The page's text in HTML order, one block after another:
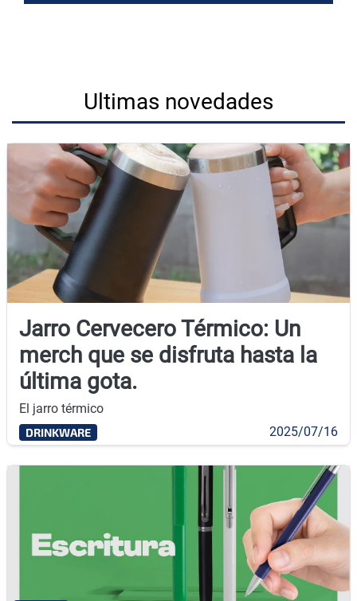
Ultimas novedades
Jarro Cervecero Térmico: Un
merch que se disfruta hasta la
última gota.
El jarro térmico
DRINKWARE 2025/07/16